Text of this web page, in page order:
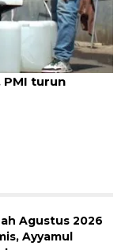
PMI turun
Agustus 2026
Ayyamul